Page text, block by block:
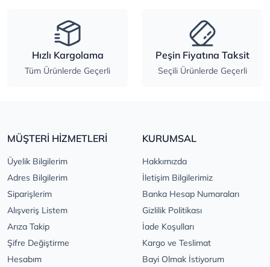
Hızlı Kargolama
Tüm Ürünlerde Geçerli
Peşin Fiyatına Taksit
Seçili Ürünlerde Geçerli
MÜŞTERİ HİZMETLERİ
Üyelik Bilgilerim
Adres Bilgilerim
Siparişlerim
Alışveriş Listem
Arıza Takip
Şifre Değiştirme
Hesabım
KURUMSAL
Hakkımızda
İletişim Bilgilerimiz
Banka Hesap Numaraları
Gizlilik Politikası
İade Koşulları
Kargo ve Teslimat
Bayi Olmak İstiyorum